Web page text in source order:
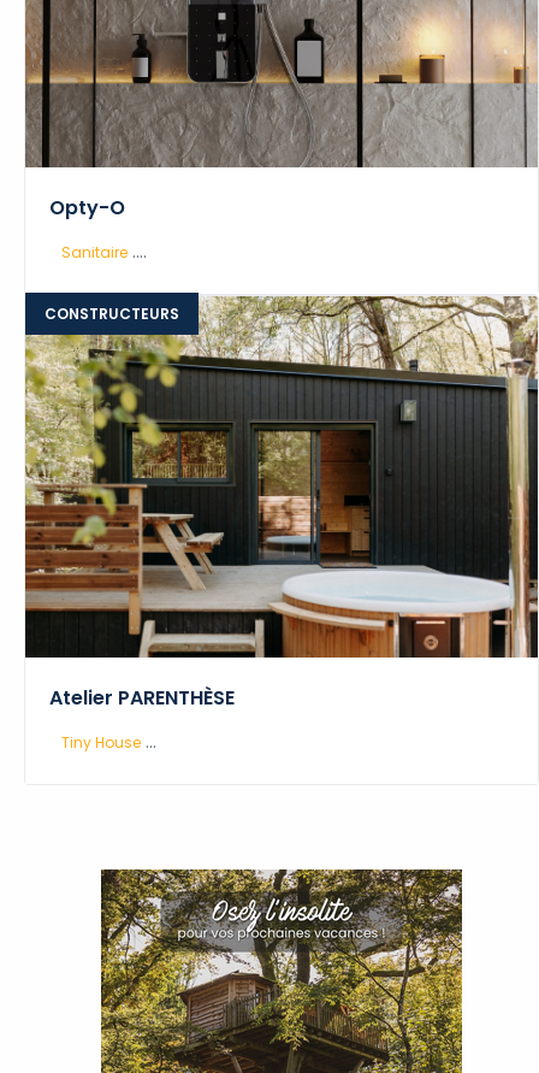
Opty-O
Sanitaire ....
CONSTRUCTEURS
Atelier PARENTHÈSE
Tiny House ...